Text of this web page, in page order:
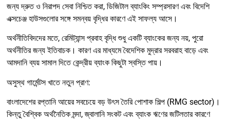
জন্য দ্রুত ও নিরাপদ সেবা নিশ্চিত করা, ডিজিটাল ব্যাংকিং সম্প্রসারণ এবং বিদেশি
এক্সচেঞ্জ হাউসগুলোর সঙ্গে সমন্বয় বৃদ্ধির কারণে এই সাফল্য আসে।
অর্থনীতিবিদদের মতে, রেমিট্যান্স প্রবাহ বৃদ্ধি শুধু একটি ব্যাংকের জন্য নয়, পুরো
অর্থনীতির জন্য ইতিবাচক। কারণ এর মাধ্যমে বৈদেশিক মুদ্রার সরবরাহ বাড়ে এবং
আমদানি ব্যয় সামাল দিতে কেন্দ্রীয় ব্যাংক কিছুটা স্বস্তি পায়।
অসুস্থ গার্মেন্টস খাতে নতুন প্রাণ:
বাংলাদেশের রপ্তানি আয়ের সবচেয়ে বড় উৎস তৈরি পোশাক শিল্প (RMG sector)।
কিন্তু বৈশ্বিক অর্থনৈতিক মন্দা, জ্বালানি সংকট এবং ব্যাংক ঋণের জটিলতার কারণে